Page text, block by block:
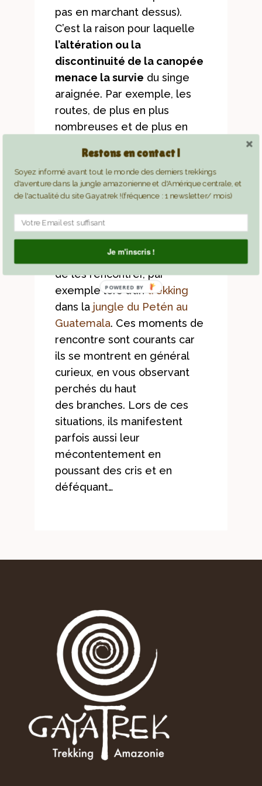
pas en marchant dessus).
C’est la raison pour laquelle
l’altération ou la
discontinuité de la canopée
menace la survie du singe
araignée. Par exemple, les
routes, de plus en plus
nombreuses et de plus en
forêts, et rendent ces
espèces de primates plus
vulnérables et plus
prédateurs et de la chasse.
Il est par ailleurs assez facile
de les rencontrer, par
exemple lors d’un trekking
dans la jungle du Petén au
Guatemala. Ces moments de
rencontre sont courants car
ils se montrent en général
curieux, en vous observant
perchés du haut
des branches. Lors de ces
situations, ils manifestent
parfois aussi leur
mécontentement en
poussant des cris et en
déféquant…
Restons en contact !
Soyez informé avant tout le monde des derniers trekkings
d'aventure dans la jungle amazonienne et d'Amérique centrale, et
de l'actualité du site Gayatrek !(fréquence : 1 newsletter/ mois)
Je m'inscris !
POWERED BY